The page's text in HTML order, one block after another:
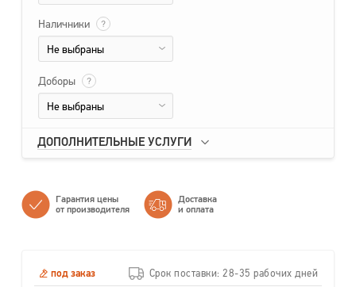
Наличники ?
Не выбраны
Доборы ?
Не выбраны
ДОПОЛНИТЕЛЬНЫЕ УСЛУГИ
Гарантия цены
от производителя
Доставка
и оплата
под заказ Срок поставки: 28-35 рабочих дней